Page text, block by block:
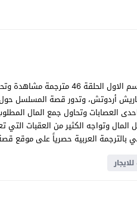
أردوتش، وتدور قصة المسلسل
العصابات وتحاول جمع المال
بالترجمة العربية حصرياً على موقع